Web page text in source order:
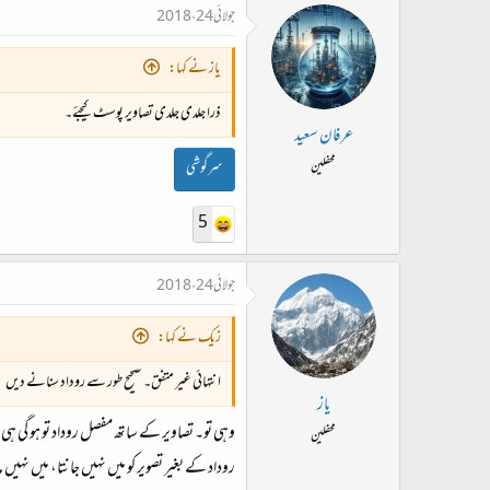
عرفان سعید
محفلین
جولائی 24، 2018
یاز نے کہا:
ذرا جلدی جلدی تصاویر پوسٹ کیجئے۔
سرگوشی
5
یاز
محفلین
جولائی 24، 2018
زیک نے کہا:
انتہائی غیر متفق۔ صحیح طور سے روداد سنانے دیں
وہی تو۔ تصاویر کے ساتھ مفصل روداد تو ہو گی
روداد کے بغیر تصویر کو میں نہیں جانتا، میں نہیں